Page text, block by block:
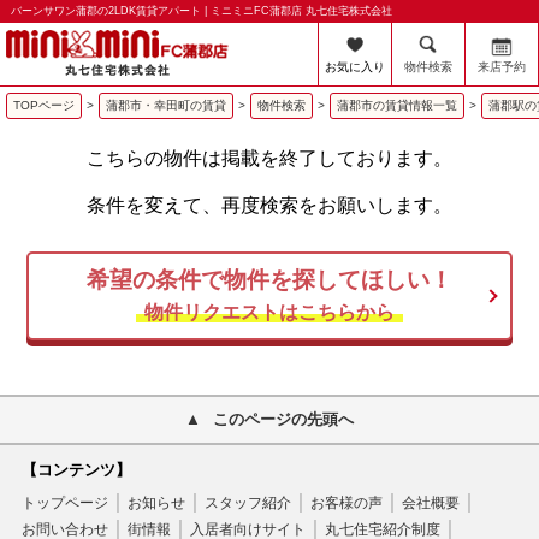
バーンサワン蒲郡の2LDK賃貸アパート | ミニミニFC蒲郡店 丸七住宅株式会社
お気に入り 物件検索 来店予約
TOPページ > 蒲郡市・幸田町の賃貸 > 物件検索 > 蒲郡市の賃貸情報一覧 > 蒲郡駅
こちらの物件は掲載を終了しております。
条件を変えて、再度検索をお願いします。
希望の条件で物件を探してほしい！
物件リクエストはこちらから
このページの先頭へ
【コンテンツ】
トップページ お知らせ スタッフ紹介 お客様の声
会社概要
お問い合わせ
街情報 入居者向けサイト 丸七住宅紹介制度